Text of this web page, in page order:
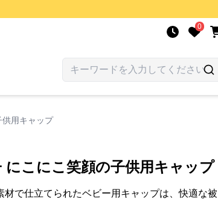
0
用キャップ
にこにこ笑顔の子供用キャップ
材で仕立てられたベビー用キャップは、快適な被